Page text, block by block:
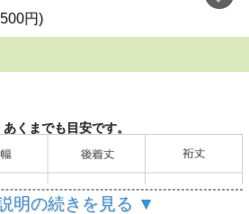
円)
くまでも目安です。
明の続きを見る ▼